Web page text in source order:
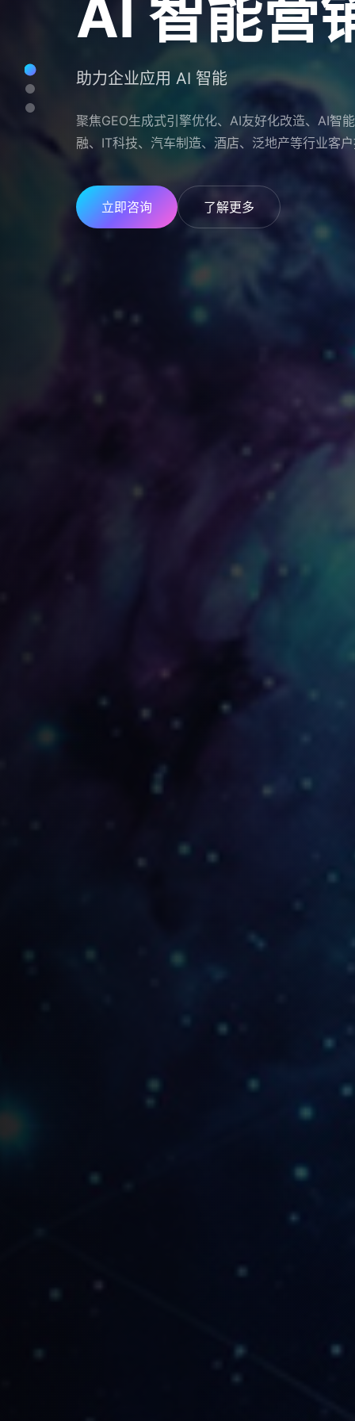
AI友好化
一站式自媒体AI升级解决方案
为企业搭建 AI 营销的基础设施，让企业官方自
别、优先收录、优先推荐。
了解详情 免费咨询
AI 智能营
助力企业应用 AI 智能
聚焦GEO生成式引擎优化、AI友好化改造、AI智
融、IT科技、汽车制造、酒店、泛地产等行业客
立即咨询 了解更多
生成式引
抢占 AI 搜索新时代流量入口
针对 ChatGPT、文心一言、豆包等生成式 AI 搜
的品牌曝光与引用率，布局下一代流量入口。
了解详情 免费咨询
AI友好化
一站式自媒体AI升级解决方案
为企业搭建 AI 营销的基础设施，让企业官方自
别、优先收录、优先推荐。
了解详情 免费咨询
AI 智能营
助力企业应用 AI 智能
聚焦GEO生成式引擎优化、AI友好化改造、AI智
融、IT科技、汽车制造、酒店、泛地产等行业客
立即咨询 了解更多